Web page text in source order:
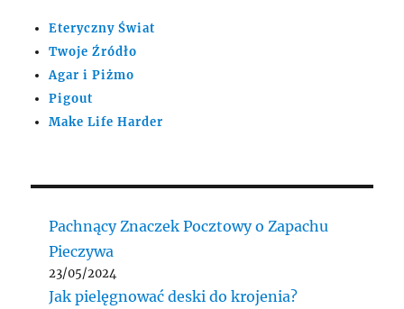
Eteryczny Świat
Twoje Źródło
Agar i Piżmo
Pigout
Make Life Harder
Pachnący Znaczek Pocztowy o Zapachu
Pieczywa
23/05/2024
Jak pielęgnować deski do krojenia?